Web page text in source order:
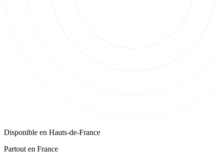
Disponible en Hauts-de-France
Partout en France